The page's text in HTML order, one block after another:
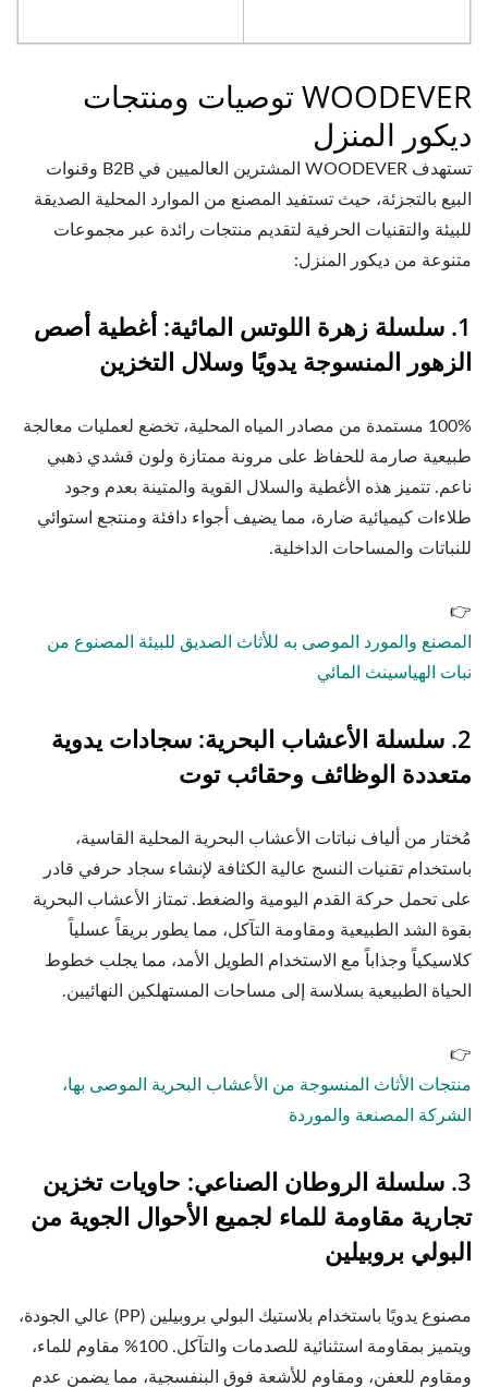
WOODEVER توصيات ومنتجات
ديكور المنزل
تستهدف WOODEVER المشترين العالميين في B2B وقنوات
البيع بالتجزئة، حيث تستفيد المصنع من الموارد المحلية الصديقة
للبيئة والتقنيات الحرفية لتقديم منتجات رائدة عبر مجموعات
متنوعة من ديكور المنزل:
1. سلسلة زهرة اللوتس المائية: أغطية أصص
الزهور المنسوجة يدويًا وسلال التخزين
100% مستمدة من مصادر المياه المحلية، تخضع لعمليات معالجة
طبيعية صارمة للحفاظ على مرونة ممتازة ولون قشدي ذهبي
ناعم. تتميز هذه الأغطية والسلال القوية والمتينة بعدم وجود
طلاءات كيميائية ضارة، مما يضيف أجواء دافئة ومنتجع استوائي
للنباتات والمساحات الداخلية.
👉
المصنع والمورد الموصى به للأثاث الصديق للبيئة المصنوع من
نبات الهياسينث المائي
2. سلسلة الأعشاب البحرية: سجادات يدوية
متعددة الوظائف وحقائب توت
مُختار من ألياف نباتات الأعشاب البحرية المحلية القاسية،
باستخدام تقنيات النسج عالية الكثافة لإنشاء سجاد حرفي قادر
على تحمل حركة القدم اليومية والضغط. تمتاز الأعشاب البحرية
بقوة الشد الطبيعية ومقاومة التآكل، مما يطور بريقاً عسلياً
كلاسيكياً وجذاباً مع الاستخدام الطويل الأمد، مما يجلب خطوط
الحياة الطبيعية بسلاسة إلى مساحات المستهلكين النهائيين.
👉
منتجات الأثاث المنسوجة من الأعشاب البحرية الموصى بها،
الشركة المصنعة والموردة
3. سلسلة الروطان الصناعي: حاويات تخزين
تجارية مقاومة للماء لجميع الأحوال الجوية من
البولي بروبيلين
مصنوع يدويًا باستخدام بلاستيك البولي بروبيلين (PP) عالي الجودة،
ويتميز بمقاومة استثنائية للصدمات والتآكل. 100% مقاوم للماء،
ومقاوم للعفن، ومقاوم للأشعة فوق البنفسجية، مما يضمن عدم